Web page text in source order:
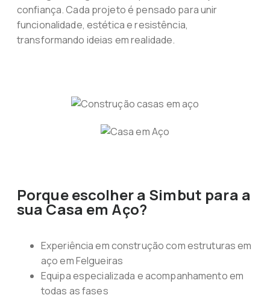
confiança. Cada projeto é pensado para unir
funcionalidade, estética e resistência,
transformando ideias em realidade.
Porque escolher a Simbut para a
sua Casa em Aço?
Experiência em construção com estruturas em
aço em Felgueiras
Equipa especializada e acompanhamento em
todas as fases